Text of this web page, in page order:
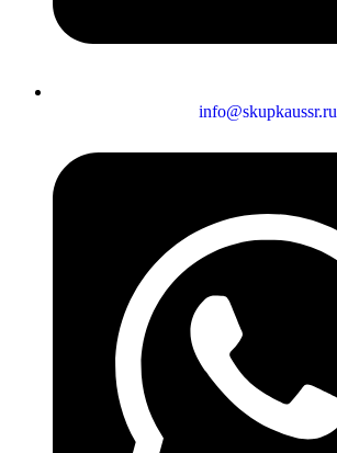
info@skupkaussr.ru